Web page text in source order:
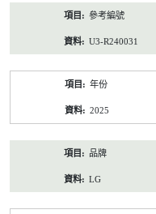
參考編號
U3-R240031
年份
2025
品牌
LG